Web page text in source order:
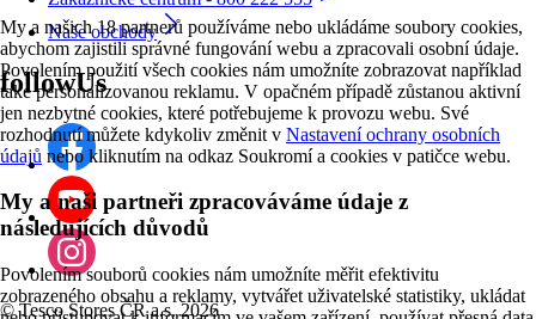
My a našich 18 partnerů používáme nebo ukládáme soubory cookies,
abychom zajistili správné fungování webu a zpracovali osobní údaje.
Povolením použití všech cookies nám umožníte zobrazovat například
také personalizovanou reklamu. V opačném případě zůstanou aktivní
jen nezbytné cookies, které potřebujeme k provozu webu. Své
rozhodnutí můžete kdykoliv změnit v Nastavení ochrany osobních
údajů nebo kliknutím na odkaz Soukromí a cookies v patičce webu.
My a naši partneři zpracováváme údaje z
následujících důvodů
Povolením souborů cookies nám umožníte měřit efektivitu
zobrazeného obsahu a reklamy, vytvářet uživatelské statistiky, ukládat
Naše obchody
followUs
©Tesco Stores ČR a.s. 2026